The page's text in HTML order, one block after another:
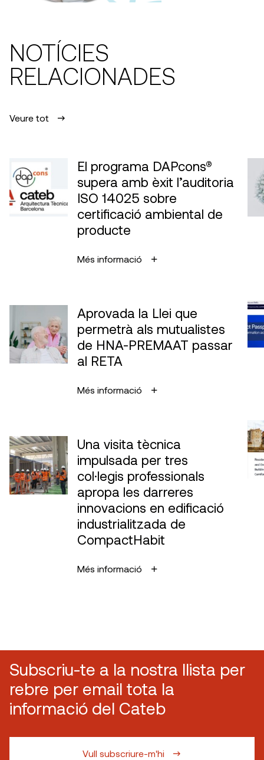
NOTÍCIES
RELACIONADES
Veure tot
El programa DAPcons®
supera amb èxit l’auditoria
ISO 14025 sobre
certificació ambiental de
producte
Més informació
Aprovada la Llei que
permetrà als mutualistes
de HNA-PREMAAT passar
al RETA
Més informació
Una visita tècnica
impulsada per tres
col·legis professionals
apropa les darreres
innovacions en edificació
industrialitzada de
CompactHabit
Més informació
Subscriu-te a la nostra llista per
rebre per email tota la
informació del Cateb
Vull subscriure-m'hi